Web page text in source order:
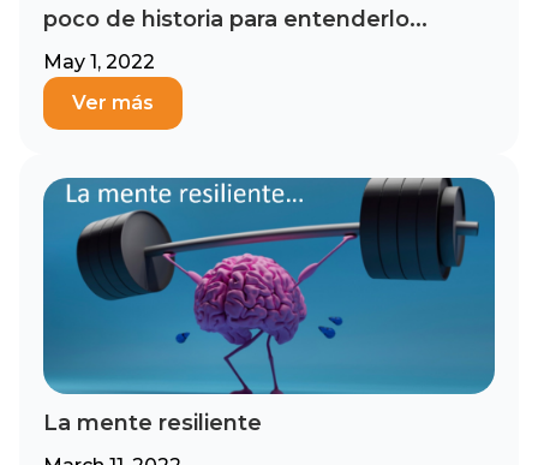
poco de historia para entenderlo...
May 1, 2022
Ver más
La mente resiliente